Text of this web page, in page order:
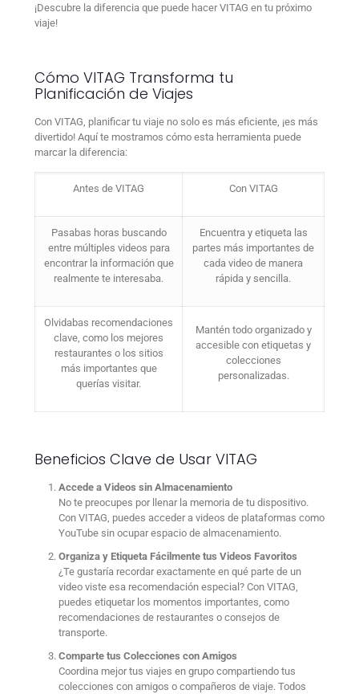
¡Descubre la diferencia que puede hacer VITAG en tu próximo
viaje!
Cómo VITAG Transforma tu
Planificación de Viajes
Con VITAG, planificar tu viaje no solo es más eficiente, ¡es más
divertido! Aquí te mostramos cómo esta herramienta puede
marcar la diferencia:
Antes de VITAG Con VITAG
Pasabas horas buscando
entre múltiples videos para
encontrar la información que
realmente te interesaba.
Encuentra y etiqueta las
partes más importantes de
cada video de manera
rápida y sencilla.
Olvidabas recomendaciones
clave, como los mejores
restaurantes o los sitios
más importantes que
querías visitar.
Mantén todo organizado y
accesible con etiquetas y
colecciones
personalizadas.
Beneficios Clave de Usar VITAG
Accede a Videos sin Almacenamiento
No te preocupes por llenar la memoria de tu dispositivo.
Con VITAG, puedes acceder a videos de plataformas como
YouTube sin ocupar espacio de almacenamiento.
Organiza y Etiqueta Fácilmente tus Videos Favoritos
¿Te gustaría recordar exactamente en qué parte de un
video viste esa recomendación especial? Con VITAG,
puedes etiquetar los momentos importantes, como
recomendaciones de restaurantes o consejos de
transporte.
Comparte tus Colecciones con Amigos
Coordina mejor tus viajes en grupo compartiendo tus
colecciones con amigos o compañeros de viaje. Todos